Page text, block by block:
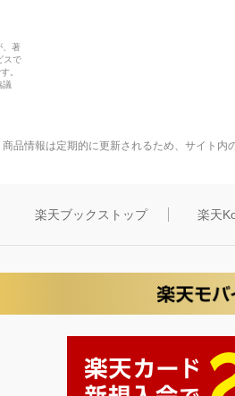
、著
スで
。
議
商品情報は定期的に更新されるため、サイト内
楽天ブックストップ 楽天